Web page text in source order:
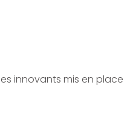
innovants mis en place